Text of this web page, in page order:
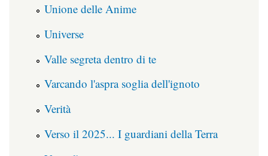
Unione delle Anime
Universe
Valle segreta dentro di te
Varcando l'aspra soglia dell'ignoto
Verità
Verso il 2025... I guardiani della Terra